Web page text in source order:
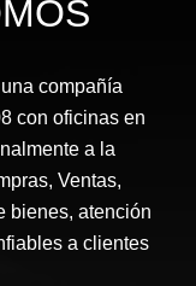
compañía
con oficinas en
a la
Ventas,
bienes, atención
a clientes